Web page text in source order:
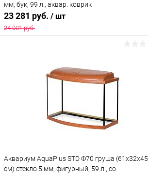
мм, бук, 99 л., аквар. коврик
23 281 руб. / шт
24 001 руб.
Купить в 1 клик Сравнение
В избранное Под заказ
Аквариум AquaPlus STD Ф70 груша (61х32х45
см) стекло 5 мм, фигурный, 59 л., со